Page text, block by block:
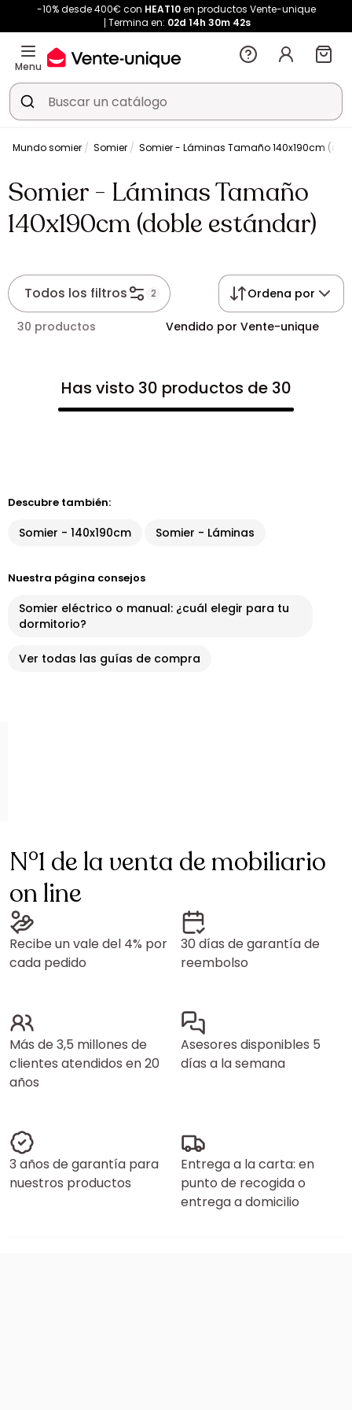
-10% desde 400€ con HEAT10en productos Vente-unique
Termina en: 02d 14h 30m 42s
Menu
Mundo somier Somier Somier - Láminas Tamaño 140x190cm
Somier - Láminas Tamaño
140x190cm (doble estándar)
Todos los filtros 2 Ordena por
30 productos Vendido por Vente-unique
Has visto 30 productos de 30
Descubre también:
Somier - 140x190cm Somier - Láminas
Nuestra página consejos
Somier eléctrico o manual: ¿cuál elegir para tu
dormitorio?
Ver todas las guías de compra
N°1 de la venta de mobiliario
on line
Recibe un vale del 4% por
cada pedido
30 días de garantía de
reembolso
Más de 3,5 millones de
clientes atendidos en 20
años
Asesores disponibles 5
días a la semana
3 años de garantía para
nuestros productos
Entrega a la carta: en
punto de recogida o
entrega a domicilio